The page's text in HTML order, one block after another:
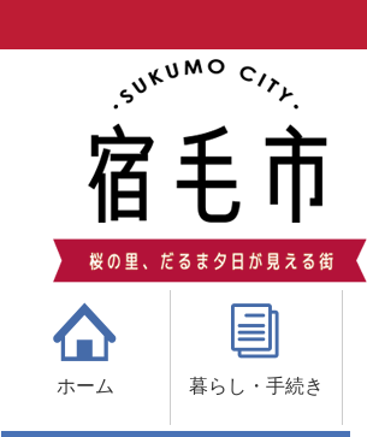
ホーム 暮らし・手続き